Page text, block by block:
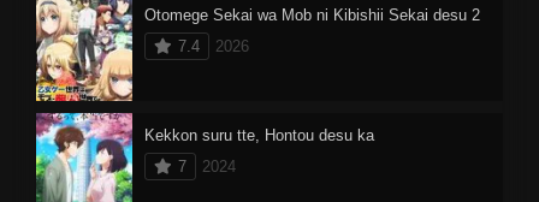
Otomege Sekai wa Mob ni Kibishii Sekai desu 2
7.4
2026
Kekkon suru tte, Hontou desu ka
7
2024